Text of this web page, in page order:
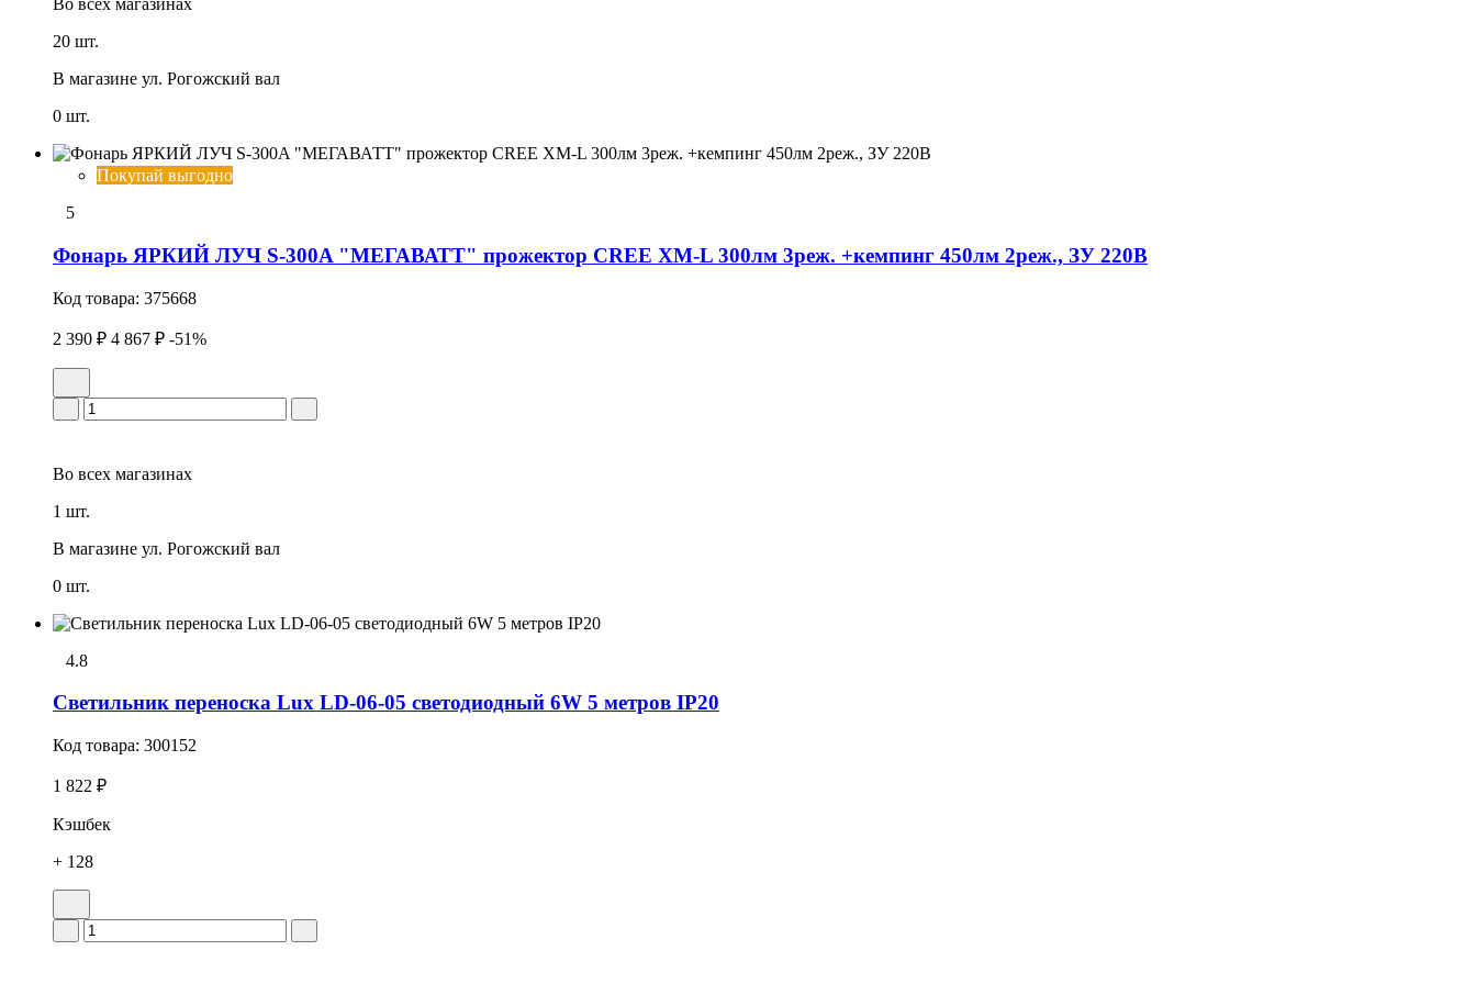
Во всех магазинах
20 шт.
В магазине ул. Рогожский вал
0 шт.
Покупай выгодно
5
Фонарь ЯРКИЙ ЛУЧ S-300A "МЕГАВАТТ" прожектор CREE XM-L 300лм 3реж. +кемпинг 450лм 2реж., ЗУ 220В
Код товара: 375668
2 390 ₽ 4 867 ₽ -51%
Во всех магазинах
1 шт.
В магазине ул. Рогожский вал
0 шт.
4.8
Светильник переноска Lux LD-06-05 светодиодный 6W 5 метров IP20
Код товара: 300152
1 822 ₽
Кэшбек
+ 128